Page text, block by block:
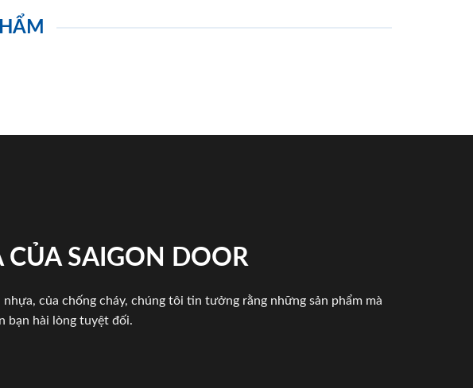
SAIGON DOOR
của chống cháy, chúng tôi tin tưởng rằng những sản phẩm mà
bạn hài lòng tuyệt đối.